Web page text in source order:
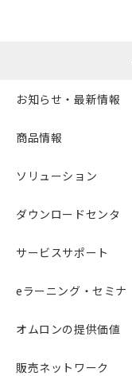
お知らせ・最新情報
商品情報
ソリューション
ダウンロードセンタ
サービスサポート
eラーニング・セミナ
オムロンの提供価値
販売ネットワーク